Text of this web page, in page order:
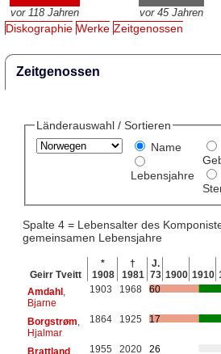
vor 118 Jahren vor 45 Jahren
Diskographie Werke Zeitgenossen
Zeitgenossen
Länderauswahl / Sortieren
Name
Lebensjahre
Spalte 4 = Lebensalter des
gemeinsamen Lebensjahre
Geirr Tveitt
*
1908
†
1981
J.
73 1900 1910
Amdahl,
Bjarne
1903 1968 60
Borgstrøm
Hjalmar
1864 1925 17
Brattland,
1955 2020 26